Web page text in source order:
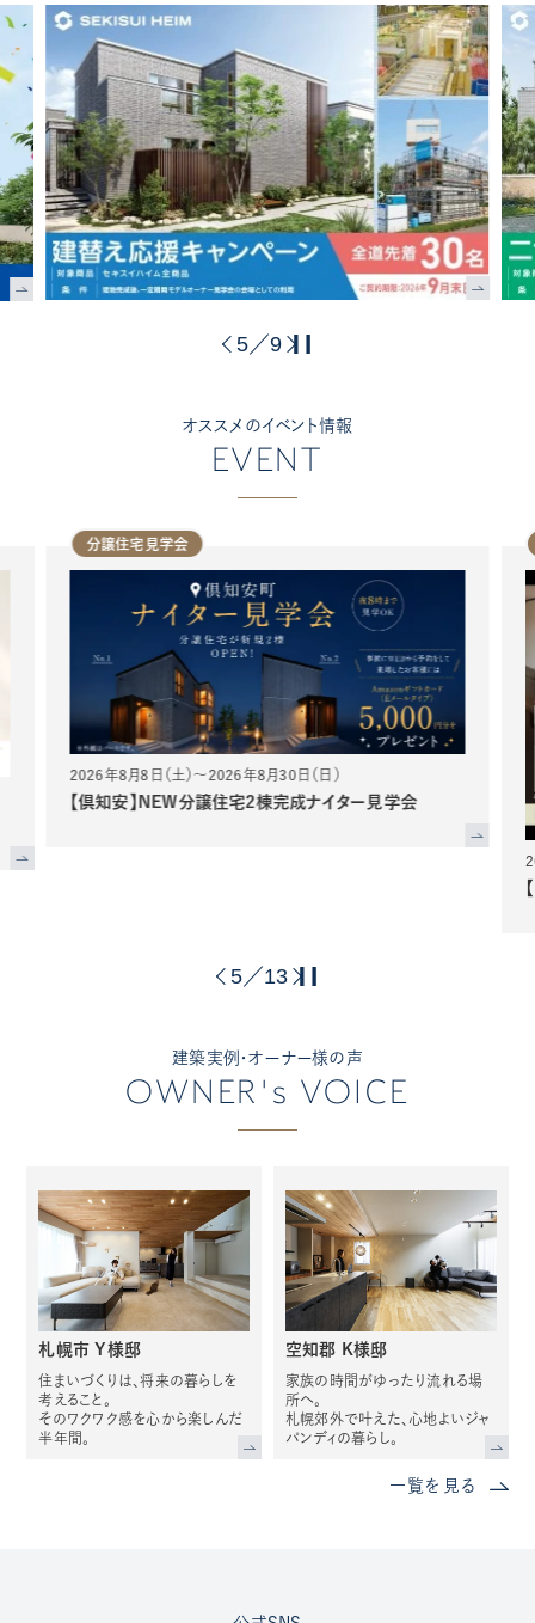
5／9
オススメのイベント情報
EVENT
分譲住宅見学会
2026年8月8日（土）～2026年8月30日（日）
【倶知安】NEW分譲住宅2棟完成ナイター見学会
5／13
建築実例・オーナー様の声
OWNER's VOICE
札幌市 Y様邸
住まいづくりは、将来の暮らしを
考えること。
そのワクワク感を心から楽しんだ
半年間。
空知郡 K様邸
家族の時間がゆったり流れる場
所へ。
札幌郊外で叶えた、心地よいジャ
パンディの暮らし。
一覧を見る